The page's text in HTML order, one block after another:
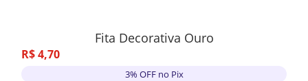
Fita Decorativa Ouro
R$4,70
3% OFF no Pix